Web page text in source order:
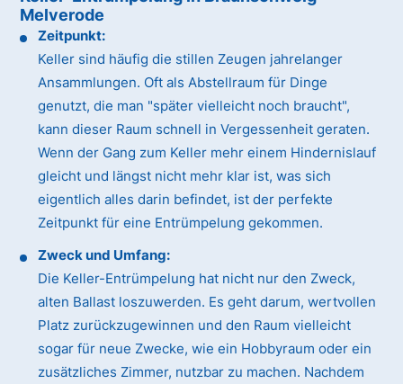
Melverode
Zeitpunkt:
Keller sind häufig die stillen Zeugen jahrelanger
Ansammlungen. Oft als Abstellraum für Dinge
genutzt, die man "später vielleicht noch braucht",
kann dieser Raum schnell in Vergessenheit geraten.
Wenn der Gang zum Keller mehr einem Hindernislauf
gleicht und längst nicht mehr klar ist, was sich
eigentlich alles darin befindet, ist der perfekte
Zeitpunkt für eine Entrümpelung gekommen.
Zweck und Umfang:
Die Keller-Entrümpelung hat nicht nur den Zweck,
alten Ballast loszuwerden. Es geht darum, wertvollen
Platz zurückzugewinnen und den Raum vielleicht
sogar für neue Zwecke, wie ein Hobbyraum oder ein
zusätzliches Zimmer, nutzbar zu machen. Nachdem